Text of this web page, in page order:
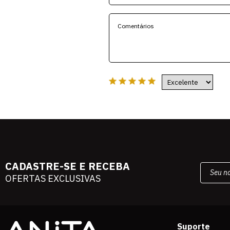
CADASTRE-SE E RECEBA
OFERTAS EXCLUSIVAS
Suporte